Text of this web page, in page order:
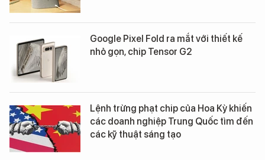
Google Pixel Fold ra mắt với thiết kế
nhỏ gọn, chip Tensor G2
Lệnh trừng phạt chip của Hoa Kỳ khiến
các doanh nghiệp Trung Quốc tìm đến
các kỹ thuật sáng tạo